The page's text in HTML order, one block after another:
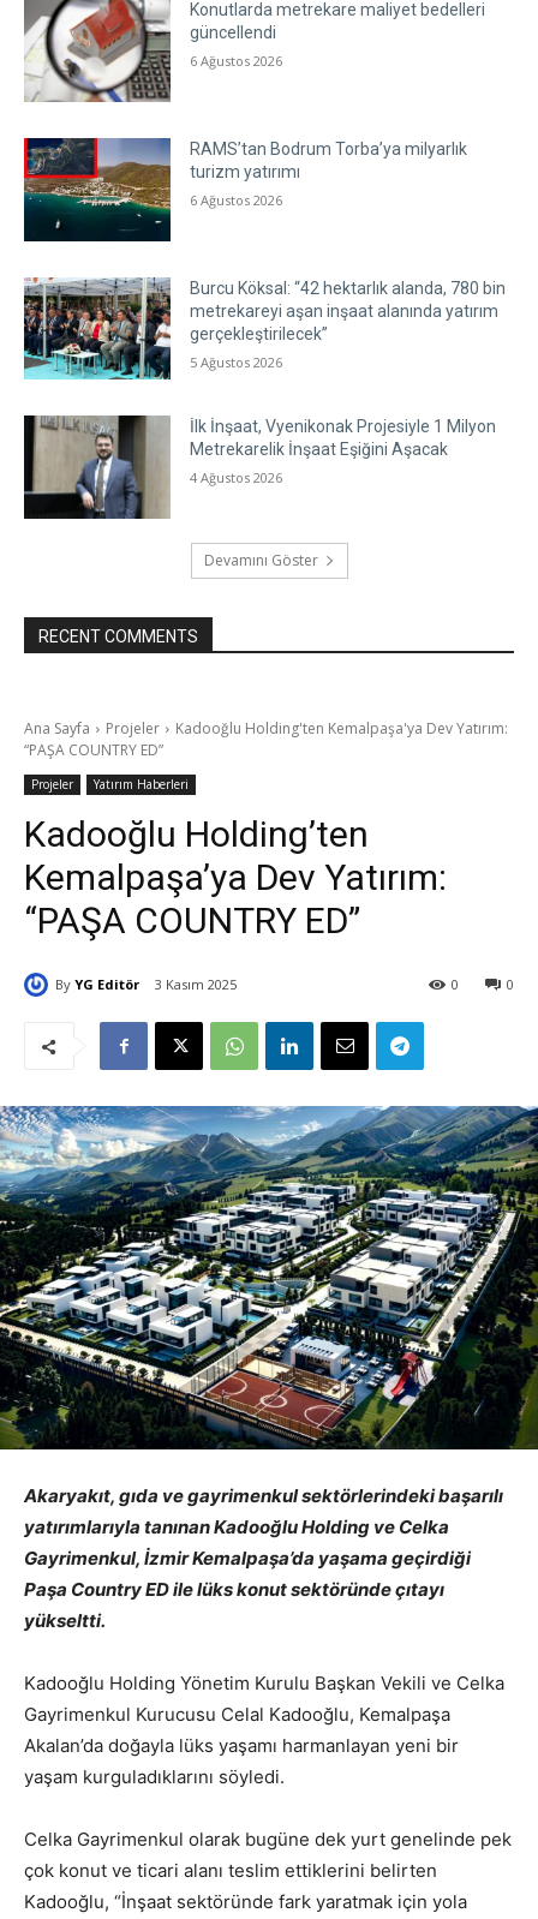
Konutlarda metrekare maliyet bedelleri
güncellendi
6 Ağustos 2026
RAMS’tan Bodrum Torba’ya milyarlık
turizm yatırımı
6 Ağustos 2026
Burcu Köksal: “42 hektarlık alanda, 780 bin
metrekareyi aşan inşaat alanında yatırım
gerçekleştirilecek”
5 Ağustos 2026
İlk İnşaat, Vyenikonak Projesiyle 1 Milyon
Metrekarelik İnşaat Eşiğini Aşacak
4 Ağustos 2026
Devamını Göster
RECENT COMMENTS